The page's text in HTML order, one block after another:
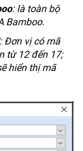
: là toàn bộ
Bamboo.
: Đơn vị có mã
từ 12 đến 17;
hiển thị mã